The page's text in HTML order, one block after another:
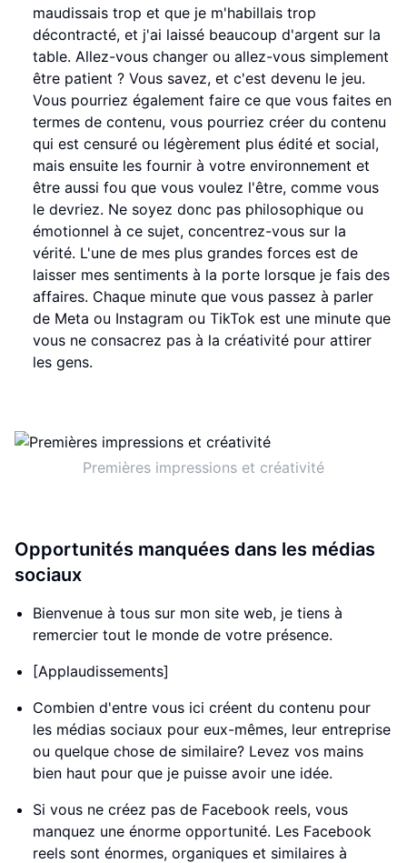
maudissais trop et que je m'habillais trop
décontracté, et j'ai laissé beaucoup d'argent sur la
table. Allez-vous changer ou allez-vous simplement
être patient ? Vous savez, et c'est devenu le jeu.
Vous pourriez également faire ce que vous faites en
termes de contenu, vous pourriez créer du contenu
qui est censuré ou légèrement plus édité et social,
mais ensuite les fournir à votre environnement et
être aussi fou que vous voulez l'être, comme vous
le devriez. Ne soyez donc pas philosophique ou
émotionnel à ce sujet, concentrez-vous sur la
vérité. L'une de mes plus grandes forces est de
laisser mes sentiments à la porte lorsque je fais des
affaires. Chaque minute que vous passez à parler
de Meta ou Instagram ou TikTok est une minute que
vous ne consacrez pas à la créativité pour attirer
les gens.
Premières impressions et créativité
Opportunités manquées dans les médias
sociaux
Bienvenue à tous sur mon site web, je tiens à
remercier tout le monde de votre présence.
[Applaudissements]
Combien d'entre vous ici créent du contenu pour
les médias sociaux pour eux-mêmes, leur entreprise
ou quelque chose de similaire? Levez vos mains
bien haut pour que je puisse avoir une idée.
Si vous ne créez pas de Facebook reels, vous
manquez une énorme opportunité. Les Facebook
reels sont énormes, organiques et similaires à